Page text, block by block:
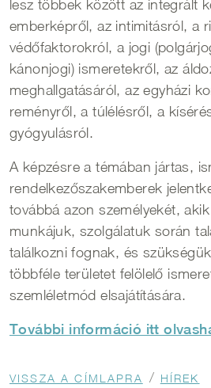
lesz többek között az integrált
emberképről, az intimitásról, a
védőfaktorokról, a jogi
kánonjogi) ismeretekről, az
meghallgatásáról, az egyházi
reményről, a túlélésről, a
gyógyulásról.
A képzésre a témában jártas,
rendelkezőszakemberek
továbbá azon személyekét,
munkájuk, szolgálatuk során
találkozni fognak, és
többféle területet felölelő
szemléletmód elsajátítására.
További információ itt
Morzsa
VISSZA A CÍMLAPRA HÍREK